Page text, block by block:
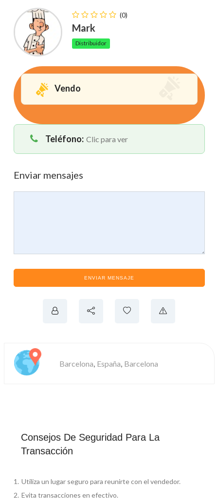
(0)
Mark
Distribuidor
Vendo
Teléfono: Clic para ver
Enviar mensajes
ENVIAR MENSAJE
Barcelona, España, Barcelona
Consejos De Seguridad Para La
Transacción
Utiliza un lugar seguro para reunirte con el vendedor.
Evita transacciones en efectivo.